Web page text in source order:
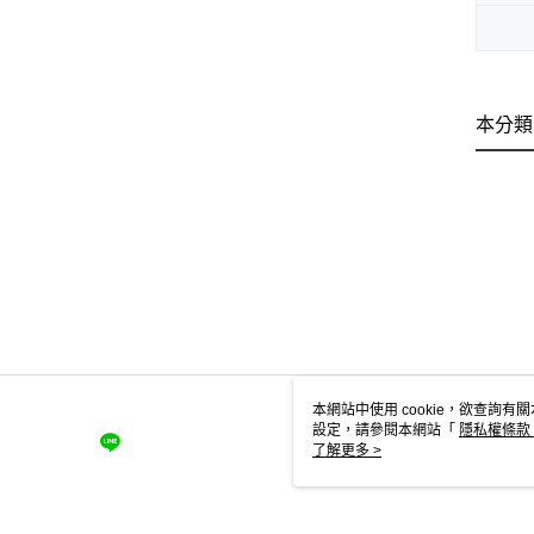
本分
本網站中使用 cookie，欲查詢有
設定，請參閱本網站「 隱私權條款
使用 cookie。
了解更多 >